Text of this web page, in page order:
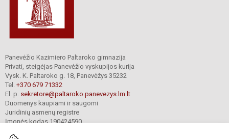
Panevėžio Kazimiero Paltaroko gimnazija
Privati, steigėjas Panevėžio vyskupijos kurija
Vysk. K. Paltaroko g. 18, Panevėžys 35232
Tel. +370 679 71332
El. p. sekretore@paltaroko.panevezys.lm.lt
Duomenys kaupiami ir saugomi
Juridinių asmenų registre
Įmonės kodas 190424590